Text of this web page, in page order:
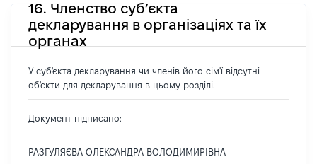
16. Членство суб’єкта
декларування в організаціях та їх
органах
У суб'єкта декларування чи членів його сім'ї відсутні
об'єкти для декларування в цьому розділі.
Документ підписано:
РАЗГУЛЯЄВА ОЛЕКСАНДРА ВОЛОДИМИРІВНА